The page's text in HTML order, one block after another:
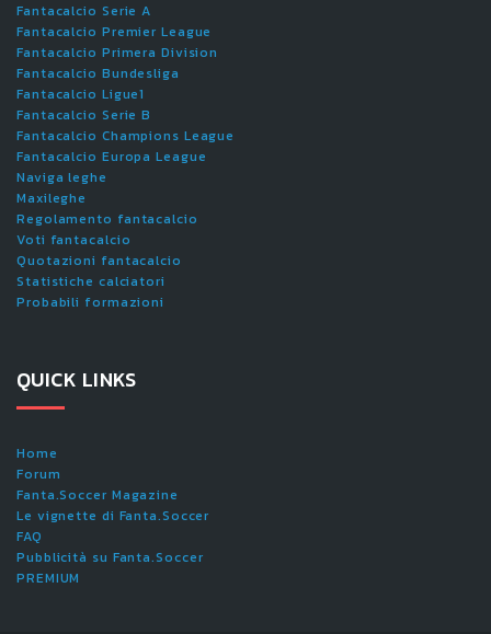
Fantacalcio Serie A
Fantacalcio Premier League
Fantacalcio Primera Division
Fantacalcio Bundesliga
Fantacalcio Ligue1
Fantacalcio Serie B
Fantacalcio Champions League
Fantacalcio Europa League
Naviga leghe
Maxileghe
Regolamento fantacalcio
Voti fantacalcio
Quotazioni fantacalcio
Statistiche calciatori
Probabili formazioni
QUICK LINKS
Home
Forum
Fanta.Soccer Magazine
Le vignette di Fanta.Soccer
FAQ
Pubblicità su Fanta.Soccer
PREMIUM